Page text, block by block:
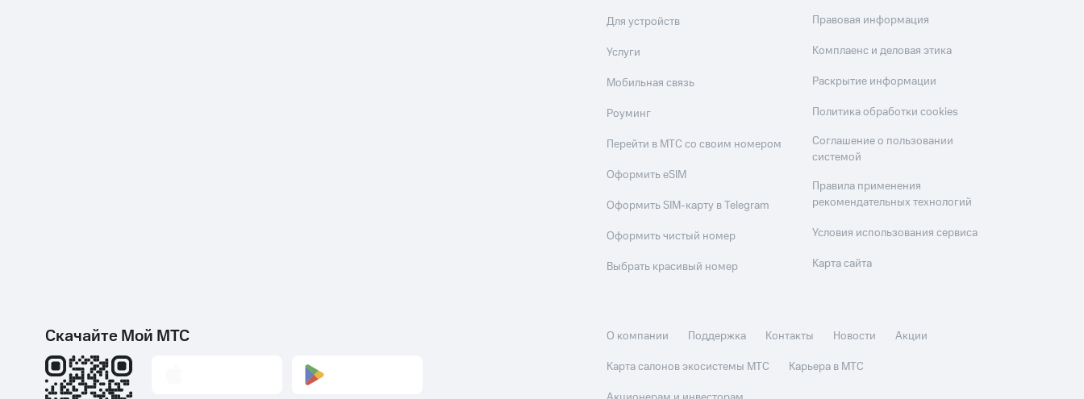
Для устройств
Услуги
Мобильная связь
Роуминг
Перейти в МТС со своим номером
Оформить eSIM
Оформить SIM-карту в Telegram
Оформить чистый номер
Выбрать красивый номер
Правовая информация
Комплаенс и деловая этика
Раскрытие информации
Политика обработки cookies
Соглашение о пользовании
системой
Правила применения
рекомендательных технологий
Условия использования сервиса
Карта сайта
Скачайте Мой МТС О компании Поддержка Контакты Новости
Акции
Карта салонов экосистемы МТС
Карьера в МТС